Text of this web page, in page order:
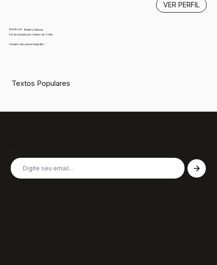
Escrito por
Beatriz Nassar
Foi da Gazeta por menos de 1 mês
Usuário não possui biografia
VER PERFIL
Textos Populares